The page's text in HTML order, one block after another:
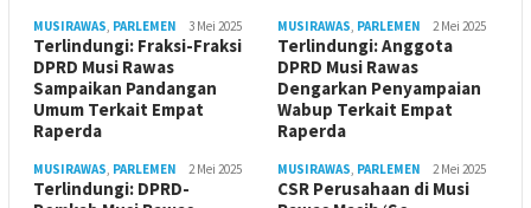
MUSIRAWAS PARLEMEN 3 Mei 2025
Terlindungi: Fraksi-Fraksi
DPRD Musi Rawas
Sampaikan Pandangan
Umum Terkait Empat
Raperda
MUSIRAWAS PARLEMEN 2 Mei 2025
Terlindungi: Anggota
DPRD Musi Rawas
Dengarkan Penyampaian
Wabup Terkait Empat
Raperda
MUSIRAWAS PARLEMEN 2 Mei 2025
Terlindungi: DPRD-
MUSIRAWAS PARLEMEN 2 Mei 2025
CSR Perusahaan di Musi